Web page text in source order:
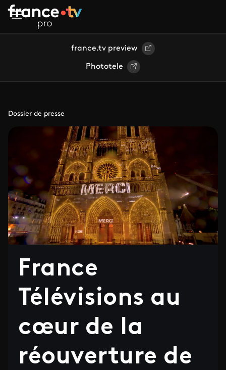
Aller au contenu principal
france.tv preview
Phototele
Dossier de presse
France
Télévisions au
cœur de la
réouverture de